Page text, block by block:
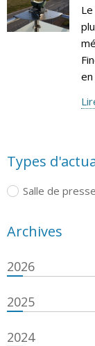
Types
Salle de presse
Archives
2026
2025
2024